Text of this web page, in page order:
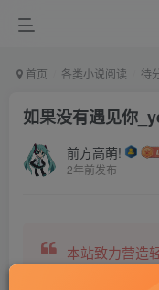
首页 各类小说阅读 待
如果没有遇见你
前方高萌!
2年前发布
本站致力营造